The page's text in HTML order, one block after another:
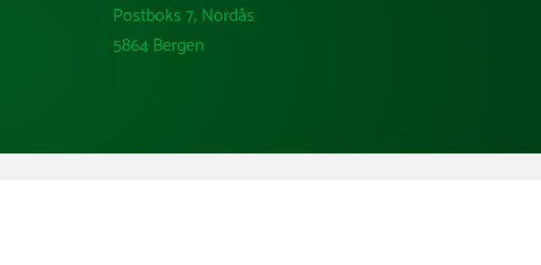
Postboks 7, Nordås
5864 Bergen